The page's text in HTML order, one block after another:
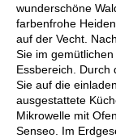
wunderschöne
farbenfrohe
auf der Vecht.
Sie im
Essbereich. Durch
Sie auf die
ausgestattete
Mikrowelle mit
Senseo. Im